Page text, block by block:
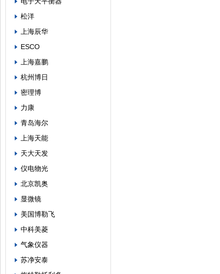
松洋
上海辰华
ESCO
上海嘉鹏
杭州博日
密理博
力康
青岛海尔
上海天能
天大天发
仪电物光
北京凯奥
显微镜
美国博勒飞
中科美菱
气象仪器
苏净安泰